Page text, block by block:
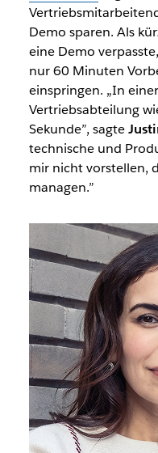
Demo sparen. Als
eine Demo
nur 60 Minuten
einspringen. „In
Vertriebsabteilung
Sekunde”, sagte
technische und
mir nicht vorstellen,
managen.”